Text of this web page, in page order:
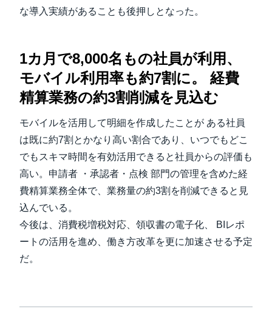
な導入実績があることも後押しとなった。
1カ月で8,000名もの社員が利用、
モバイル利用率も約7割に。 経費
精算業務の約3割削減を見込む
モバイルを活用して明細を作成したことが ある社員
は既に約7割とかなり高い割合であり、いつでもどこ
でもスキマ時間を有効活用できると社員からの評価も
高い。申請者 ・承認者・点検 部門の管理を含めた経
費精算業務全体で、業務量の約3割を削減できると見
込んでいる。
今後は、消費税増税対応、領収書の電子化、 BIレポ
ートの活用を進め、働き方改革を更に加速させる予定
だ。